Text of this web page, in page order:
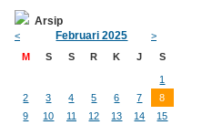
Arsip
< Februari 2025
>
M
S S R K J S
1
2
3 4 5 6 7
8
9
10 11 12 13 14
15